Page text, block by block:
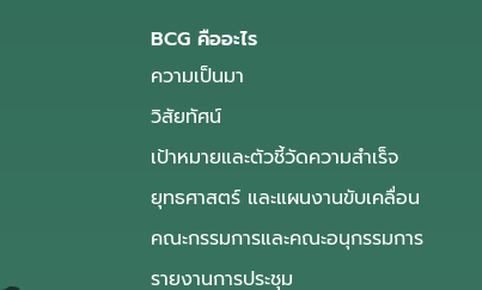
BCG คืออะไร
ความเป็นมา
วิสัยทัศน์
เป้าหมายและตัวชี้วัดความสำเร็จ
ยุทธศาสตร์ และแผนงานขับเคลื่อน
คณะกรรมการและคณะอนุกรรมการ
รายงานการประชุม